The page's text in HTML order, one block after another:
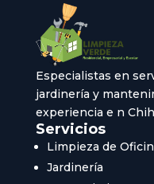
Especialistas en
jardinería y
experiencia e n
Servicios
Limpieza de
Jardinería